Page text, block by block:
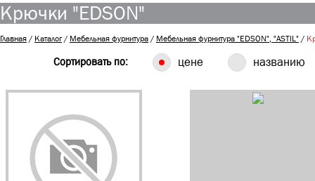
Крючки "EDSON"
Главная/ Каталог/ Мебельная фурнитура/ Мебельная фурнитура "EDSON", "ASTIL"/
Сортировать по: цене названию